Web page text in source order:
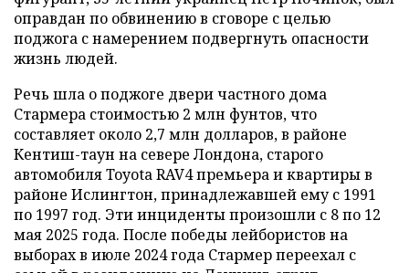
оправдан по обвинению в сговоре с целью
поджога с намерением подвергнуть опасности
жизнь людей.
Речь шла о поджоге двери частного дома
Стармера стоимостью 2 млн фунтов, что
составляет около 2,7 млн долларов, в районе
Кентиш-таун на севере Лондона, старого
автомобиля Toyota RAV4 премьера и квартиры в
районе Ислингтон, принадлежавшей ему с 1991
по 1997 год. Эти инциденты произошли с 8 по 12
мая 2025 года. После победы лейбористов на
выборах в июле 2024 года Стармер переехал с